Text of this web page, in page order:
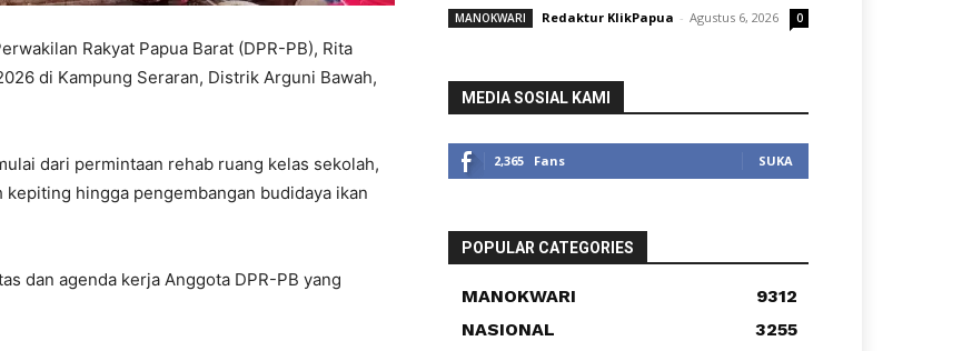
Rakyat Papua Barat (DPR-PB), Rita
di Kampung Seraran, Distrik Arguni Bawah,
dari permintaan rehab ruang kelas sekolah,
hingga pengembangan budidaya ikan
dan agenda kerja Anggota DPR-PB yang
MANOKWARI Redaktur KlikPapua - Agustus 6, 2026 0
MEDIA SOSIAL KAMI
2,365 Fans SUKA
POPULAR CATEGORIES
MANOKWARI
9312
NASIONAL
3255